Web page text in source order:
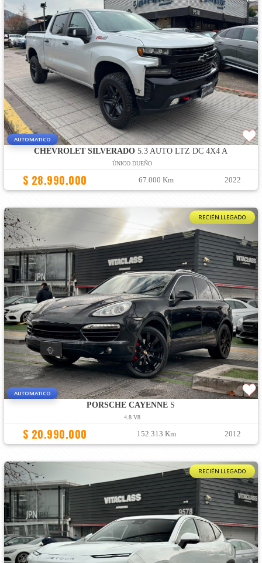
AUTOMATICO
CHEVROLET SILVERADO 5.3 AUTO LTZ DC 4X4 A
ÚNICO DUEÑO
$ 28.990.000 67.000 Km 2022
RECIÉN LLEGADO
AUTOMATICO
PORSCHE CAYENNE S
4.8 V8
$ 20.990.000 152.313 Km 2012
RECIÉN LLEGADO